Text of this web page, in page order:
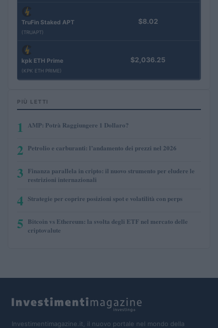
TruFin Staked APT
(TRUAPT)
$8.02
kpk ETH Prime
(KPK ETH PRIME)
$2,036.25
PIÙ LETTI
1 AMP: Potrà Raggiungere 1 Dollaro?
2 Petrolio e carburanti: l’andamento dei prezzi nel 2026
3 Finanza parallela in cripto: il nuovo strumento per eludere le
restrizioni internazionali
4 Strategie per coprire posizioni spot e volatilità con perps
5 Bitcoin vs Ethereum: la svolta degli ETF nel mercato delle
criptovalute
Investimentimagazine.it, il nuovo portale nel mondo della